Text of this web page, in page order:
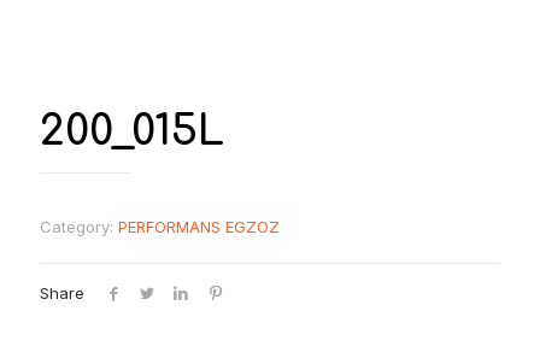
200_015L
Category: PERFORMANS EGZOZ
Share